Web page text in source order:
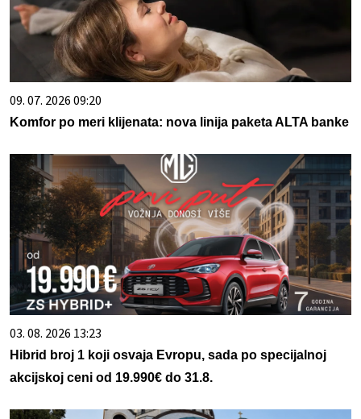
09. 07. 2026 09:20
Komfor po meri klijenata: nova linija paketa ALTA banke
03. 08. 2026 13:23
Hibrid broj 1 koji osvaja Evropu, sada po specijalnoj
akcijskoj ceni od 19.990€ do 31.8.